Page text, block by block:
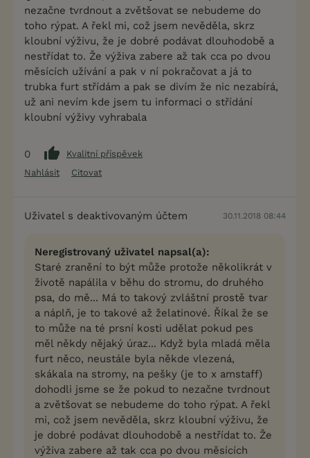
nezačne tvrdnout a zvětšovat se nebudeme do
toho rýpat. A řekl mi, což jsem nevěděla, skrz
kloubní výživu, že je dobré podávat dlouhodobě a
nestřídat to. Že výživa zabere až tak cca po dvou
měsících užívání a pak v ní pokračovat a já to
trubka furt střídám a pak se divím že nic nezabírá,
už ani nevím kde jsem tu informaci o střídání
kloubní výživy vyhrabala
0
Kvalitní příspěvek
Nahlásit
Citovat
Uživatel s deaktivovaným účtem 30.11.2018 08:44
Neregistrovaný uživatel napsal(a):
Staré zranění to být může protože několikrát v
životě napálila v běhu do stromu, do druhého
psa, do mě... Má to takový zvláštní prostě tvar
a náplň, je to takové až želatinové. Říkal že se
to může na té prsní kosti udělat pokud pes
měl někdy nějaký úraz... Když byla mladá měla
furt něco, neustále byla někde vlezená,
skákala na stromy, na pešky (je to x amstaff)
dohodli jsme se že pokud to nezačne tvrdnout
a zvětšovat se nebudeme do toho rýpat. A řekl
mi, což jsem nevěděla, skrz kloubní výživu, že
je dobré podávat dlouhodobě a nestřídat to. Že
výživa zabere až tak cca po dvou měsících